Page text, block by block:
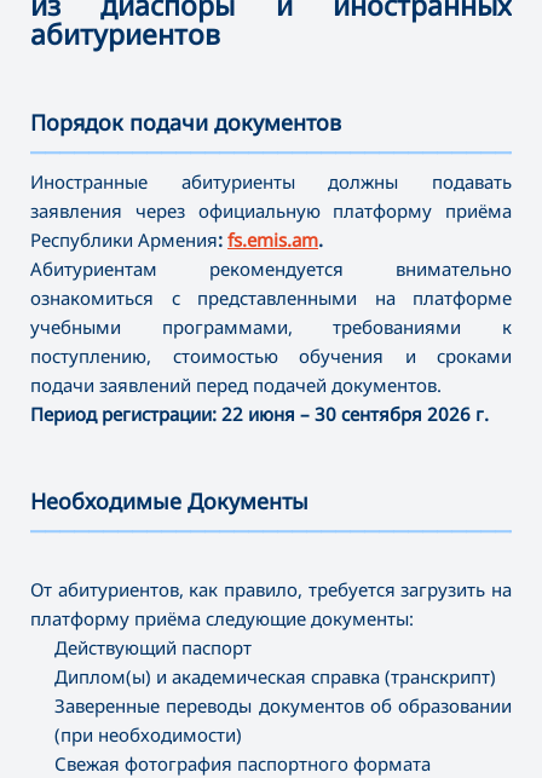
абитуриентов
Порядок подачи документов
Иностранные абитуриенты должны подавать
заявления через официальную платформу приёма
Республики Армения: fs.emis.am.
Абитуриентам рекомендуется внимательно
ознакомиться с представленными на платформе
учебными программами, требованиями к
поступлению, стоимостью обучения и сроками
подачи заявлений перед подачей документов.
Период регистрации: 22 июня – 30 сентября 2026 г.
Необходимые Документы
От абитуриентов, как правило, требуется загрузить на
платформу приёма следующие документы:
Действующий паспорт
Диплом(ы) и академическая справка (транскрипт)
Заверенные переводы документов об образовании
(при необходимости)
Свежая фотография паспортного формата